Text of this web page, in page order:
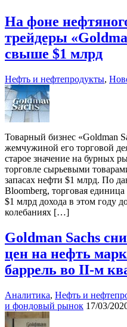
На фоне
трейдеры
свыше $1 млрд
Нефть и нефтепродукты,
Товарный бизнес «Goldman
жемчужиной его торговой
старое значение на бурных
торговле сырьевыми
запасах нефти $1 млрд. По
Bloomberg, торговая
$1 млрд дохода в этом году
колебаниях […]
Goldman Sachs
цен на нефть
баррель во II-м
Аналитика, Нефть и
и фондовый рынок 17/03/